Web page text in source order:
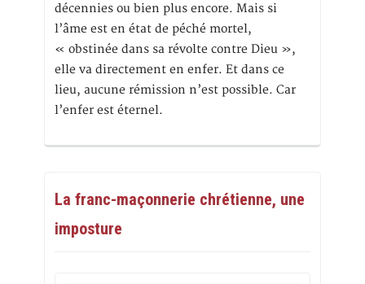
décennies ou bien plus encore. Mais si
l’âme est en état de péché mortel,
« obstinée dans sa révolte contre Dieu »,
elle va directement en enfer. Et dans ce
lieu, aucune rémission n’est possible. Car
l’enfer est éternel.
La franc-maçonnerie chrétienne, une
imposture